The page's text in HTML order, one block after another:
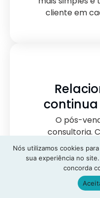
cliente em
O pós-
consultoria.
orientação e
utilize seu
Nós utilizamos cookies
sua experiência no
concorda